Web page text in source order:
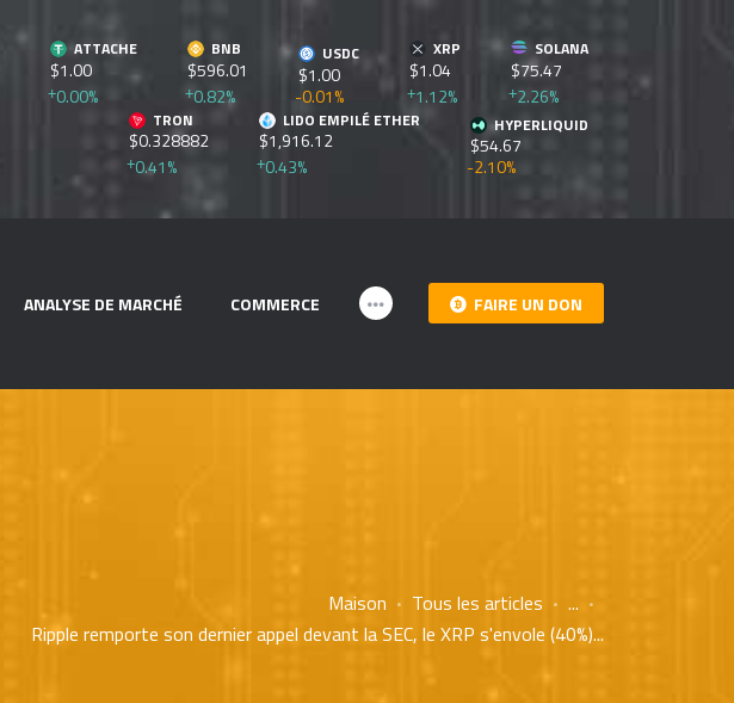
ATTACHE
$1.00
0.00%
BNB
$596.01
0.82%
USDC
$1.00
-0.01%
XRP
$1.04
1.12%
SOLANA
$75.47
2.26%
TRON
$0.328882
0.41%
LIDO EMPILÉ ETHER
$1,916.12
0.43%
HYPERLIQUID
$54.67
-2.10%
ANALYSE DE MARCHÉ COMMERCE FAIRE UN DON
Maison Tous les articles
...
Ripple remporte son dernier appel devant la SEC, le XRP s'envole (40%)...